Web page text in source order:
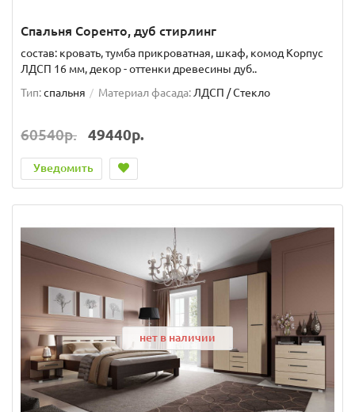
Спальня Соренто, дуб стирлинг
состав: кровать, тумба прикроватная, шкаф, комод Корпус
ЛДСП 16 мм, декор - оттенки древесины дуб..
Тип:спальня Материал фасада: ЛДСП / Стекло
60540р. 49440р.
Уведомить
нет в наличии